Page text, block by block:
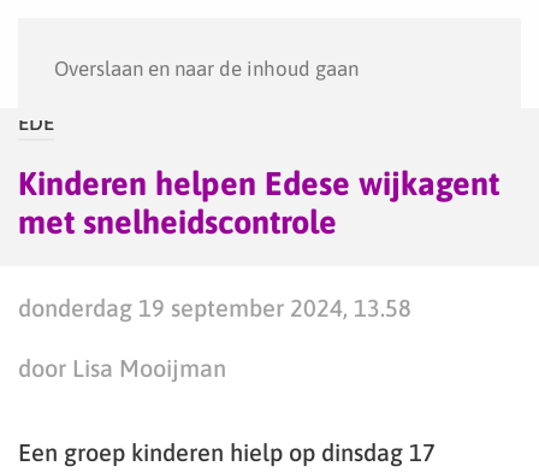
Overslaan en naar de inhoud gaan
EDE
Kinderen helpen Edese wijkagent
met snelheidscontrole
donderdag 19 september 2024, 13.58
door Lisa Mooijman
Een groep kinderen hielp op dinsdag 17